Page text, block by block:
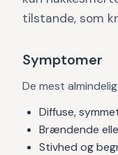
tilstande, som
Symptomer
De mest
Diffuse,
Brændende
Stivhed og